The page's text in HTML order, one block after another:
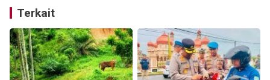
Terkait